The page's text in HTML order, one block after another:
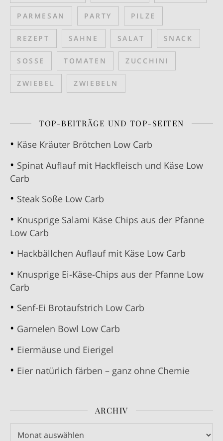
PARMESAN PARTY PILZE
REZEPT SAHNE SALAT SNACK
SOSSE TOMATEN ZUCCHINI
ZWIEBEL ZWIEBELN
TOP-BEITRÄGE UND TOP-SEITEN
Käse Kräuter Brötchen Low Carb
Spinat Auflauf mit Hackfleisch und Käse Low
Carb
Steak Soße Low Carb
Knusprige Salami Käse Chips aus der Pfanne
Low Carb
Hackbällchen Auflauf mit Käse Low Carb
Knusprige Ei-Käse-Chips aus der Pfanne Low
Carb
Senf-Ei Brotaufstrich Low Carb
Garnelen Bowl Low Carb
Eiermäuse und Eierigel
Eier natürlich färben – ganz ohne Chemie
ARCHIV
Archiv